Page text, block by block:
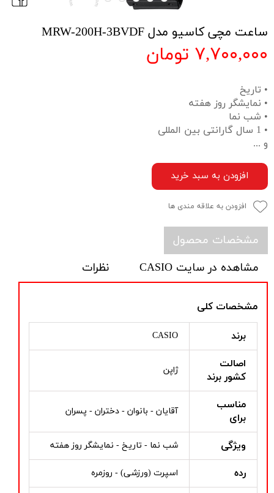
ساعت مچی کاسیو مدل MRW-200H-3BVDF
۷,۷۰۰,۰۰۰ تومان
• تاریخ
• نمایشگر روز هفته
• شب نما
• 1 سال گارانتی بین المللی
و ...
افزودن به سبد خرید
افزودن به علاقه مندی ها
مشخصات محصول
مشاهده در سایت CASIO
نظرات
مشخصات کلی
برند CASIO
اصالت
کشور برند
ژاپن
مناسب
برای
آقایان - بانوان - دختران - پسران
ویژگی شب نما - تاریخ - نمایشگر روز هفته
رده اسپرت (ورزشی) - روزمره